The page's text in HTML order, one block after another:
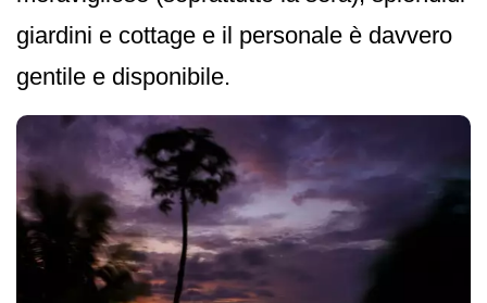
giardini e cottage e il personale è davvero
gentile e disponibile.